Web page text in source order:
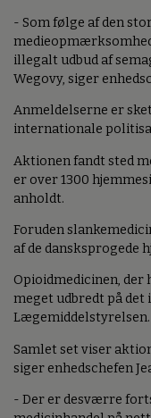
- Som følge af den
illegalt udbud af
Wegovy, siger
Anmeldelserne er
internationale
Aktionen fandt sted
er over 1300
anholdt.
Foruden
af de dansksprogede
Opioidmedicinen,
meget udbredt på
Lægemiddelstyrelsen.
Samlet set viser
siger enhedschefen
- Der er desværre